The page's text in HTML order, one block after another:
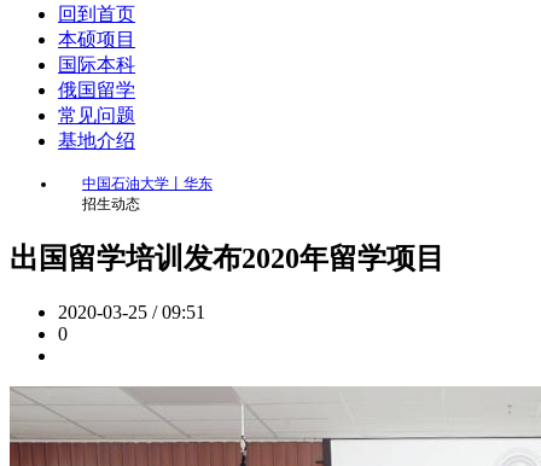
回到首页
本硕项目
国际本科
俄国留学
常见问题
基地介绍
中国石油大学丨华东
招生动态
出国留学培训发布2020年留学项目
2020-03-25 / 09:51
0